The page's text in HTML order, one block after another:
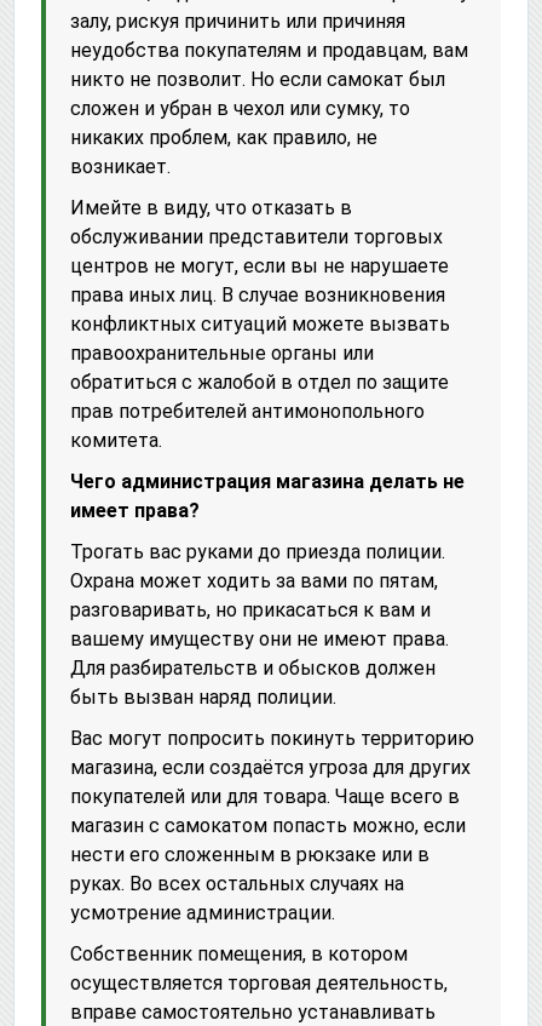
залу, рискуя причинить или причиняя
неудобства покупателям и продавцам, вам
никто не позволит. Но если самокат был
сложен и убран в чехол или сумку, то
никаких проблем, как правило, не
возникает.
Имейте в виду, что отказать в
обслуживании представители торговых
центров не могут, если вы не нарушаете
права иных лиц. В случае возникновения
конфликтных ситуаций можете вызвать
правоохранительные органы или
обратиться с жалобой в отдел по защите
прав потребителей антимонопольного
комитета.
Чего администрация магазина делать не
имеет права?
Трогать вас руками до приезда полиции.
Охрана может ходить за вами по пятам,
разговаривать, но прикасаться к вам и
вашему имуществу они не имеют права.
Для разбирательств и обысков должен
быть вызван наряд полиции.
Вас могут попросить покинуть территорию
магазина, если создаётся угроза для других
покупателей или для товара. Чаще всего в
магазин с самокатом попасть можно, если
нести его сложенным в рюкзаке или в
руках. Во всех остальных случаях на
усмотрение администрации.
Собственник помещения, в котором
осуществляется торговая деятельность,
вправе самостоятельно устанавливать